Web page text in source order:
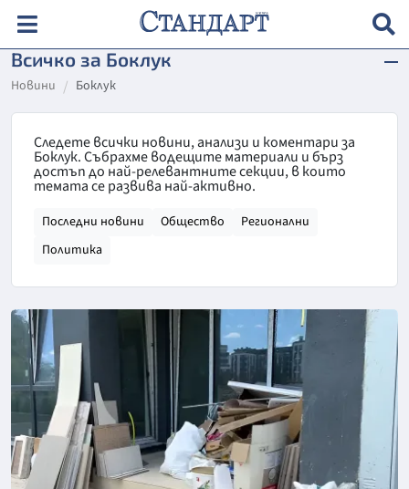
Всичко за Боклук
Новини Боклук
Следете всички новини, анализи и коментари за
Боклук. Събрахме водещите материали и бърз
достъп до най-релевантните секции, в които
темата се развива най-активно.
Последни новини Общество
Регионални
Политика